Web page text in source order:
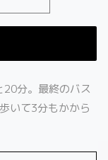
分。最終のバス
いて3分もかから